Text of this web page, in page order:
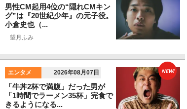
男性CM起用4位の“隠れCMキン
グ”は『20世紀少年』の元子役。
小倉史也（...
望月ふみ
エンタメ 2026年08月07日
「牛丼2杯で満腹」だった男が
「1時間でラーメン35杯」完食で
きるようになる...
NEW!